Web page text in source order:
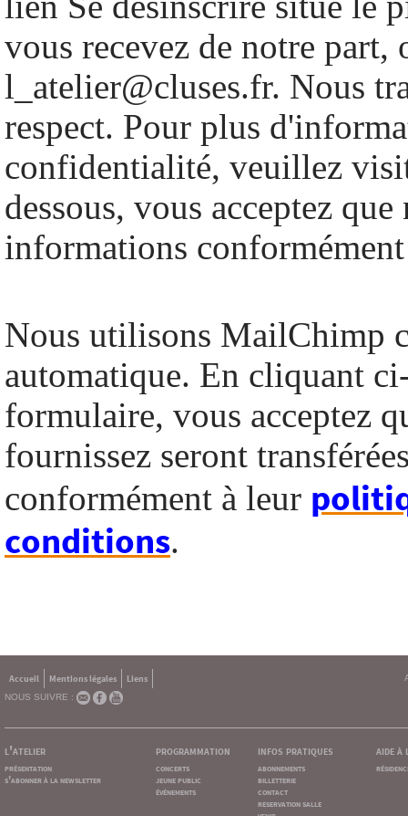
vous recevez de notre part,
l_atelier@cluses.fr. Nous
respect. Pour plus
confidentialité, veuillez
dessous, vous acceptez
informations conformément
Nous utilisons MailChimp
automatique. En cliquant
formulaire, vous acceptez
fournissez seront
conformément à leur
conditions.
Accueil Mentions légales
Liens
NOUS SUIVRE :
l'atelier
présentation
s'abonner à la newsletter
programmation
concerts
jeune public
événements
infos pratiques
abonnements
billetterie
contact
reservation salle
aide